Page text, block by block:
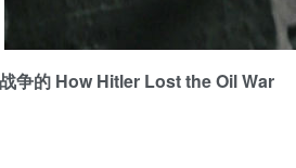
争的 How Hitler Lost the Oil War